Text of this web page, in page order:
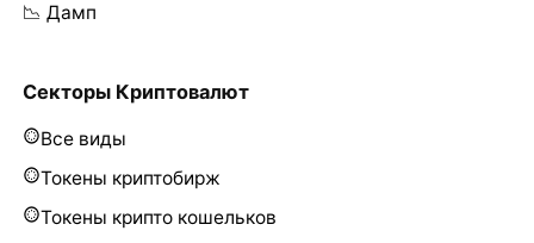
📉 Дамп
Секторы Криптовалют
Все виды
Токены криптобирж
Токены крипто кошельков